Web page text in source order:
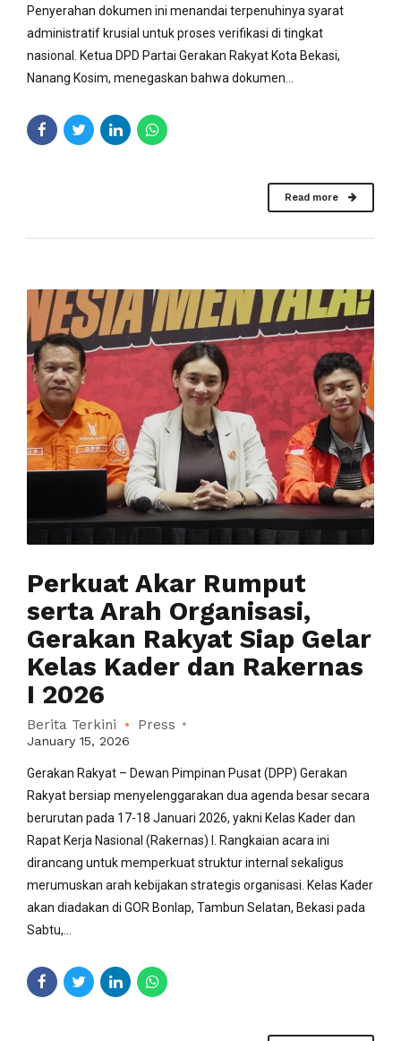
Penyerahan dokumen ini menandai terpenuhinya syarat
administratif krusial untuk proses verifikasi di tingkat
nasional. Ketua DPD Partai Gerakan Rakyat Kota Bekasi,
Nanang Kosim, menegaskan bahwa dokumen...
Read more
Perkuat Akar Rumput
serta Arah Organisasi,
Gerakan Rakyat Siap Gelar
Kelas Kader dan Rakernas
I 2026
Berita Terkini Press
January 15, 2026
Gerakan Rakyat – Dewan Pimpinan Pusat (DPP) Gerakan
Rakyat bersiap menyelenggarakan dua agenda besar secara
berurutan pada 17-18 Januari 2026, yakni Kelas Kader dan
Rapat Kerja Nasional (Rakernas) I. Rangkaian acara ini
dirancang untuk memperkuat struktur internal sekaligus
merumuskan arah kebijakan strategis organisasi. Kelas Kader
akan diadakan di GOR Bonlap, Tambun Selatan, Bekasi pada
Sabtu,...